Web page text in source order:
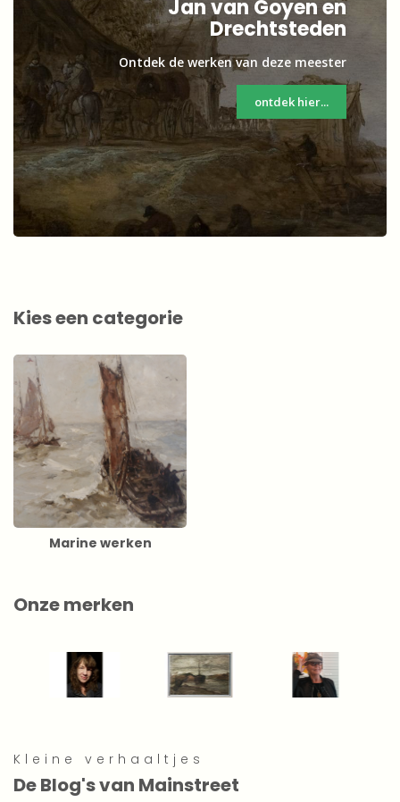
Jan van Goyen en
Drechtsteden
Ontdek de werken van deze meester
ontdek hier...
Kies een categorie
Marine werken
Onze merken
Kleine verhaaltjes
De Blog's van Mainstreet